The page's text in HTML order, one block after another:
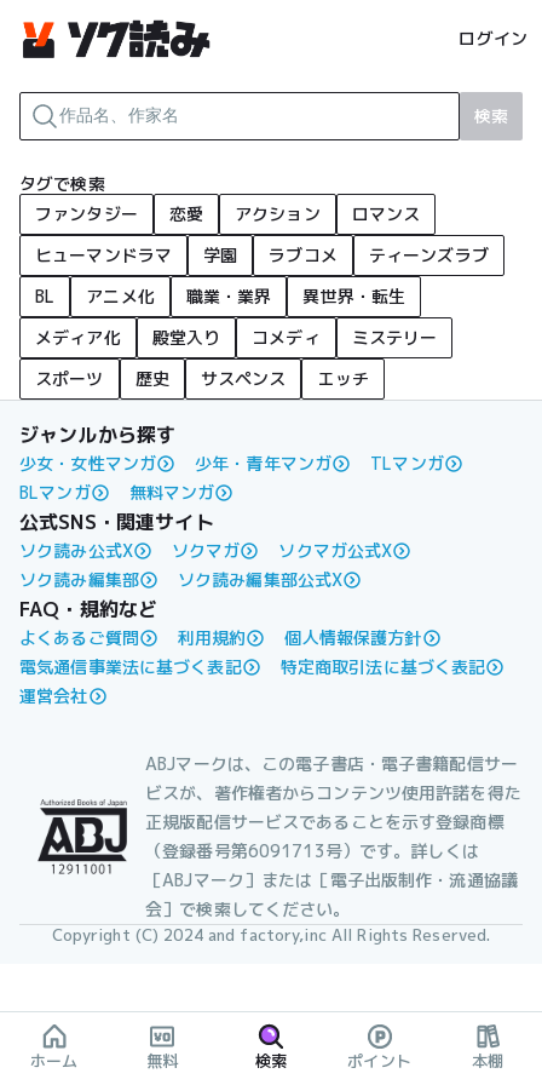
ログイン
検索
タグで検索
ファンタジー
恋愛 アクション
ロマンス
ヒューマンドラマ
学園 ラブコメ
ティーンズラブ
BL
アニメ化 職業・業界
異世界・転生
メディア化
殿堂入り コメディ
ミステリー
スポーツ
歴史 サスペンス エッチ
ジャンルから探す
少女・女性マンガ 少年・青年マンガ
TLマンガ
BLマンガ
無料マンガ
公式SNS・関連サイト
ソク読み公式X ソクマガ
ソクマガ公式X
ソク読み編集部
ソク読み編集部公式X
FAQ・規約など
よくあるご質問 利用規約
個人情報保護方針
電気通信事業法に基づく表記
特定商取引法に基づく表記
運営会社
ABJマークは、この電子書店・電子書籍配信サー
ビスが、著作権者からコンテンツ使用許諾を得た
正規版配信サービスであることを示す登録商標
（登録番号第6091713号）です。詳しくは
［ABJマーク］または［電子出版制作・流通協議
会］で検索してください。
Copyright (C) 2024 and factory,inc All Rights Reserved.
ホーム 無料 検索 ポイント 本棚